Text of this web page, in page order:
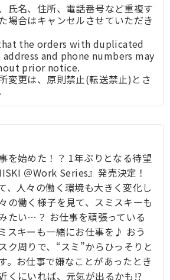
氏名、住所、電話番号など重複す
場合はキャンセルさせていただき
the orders with duplicated
and phone numbers may
prior notice.
変更は、原則禁止(転送禁止)とさ
を始めた！？ 1年ぶりとなる待望
＠Work Series』発売決定！
、人々の働く環境も大きく変化し
の働く様子を見て、スミスキーも
たい…？ お仕事を頑張っている
スキーも一緒にお仕事を♪ おう
ク周りで、“スミ”からひっそりと
。お仕事で嫌なことがあったとき
くにいれば、元気が出るかも!?